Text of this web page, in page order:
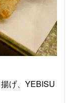
げ、YEBISU